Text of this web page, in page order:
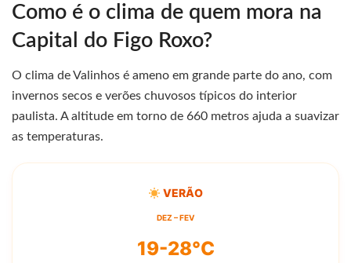
Como é o clima de quem mora na
Capital do Figo Roxo?
O clima de Valinhos é ameno em grande parte do ano, com
invernos secos e verões chuvosos típicos do interior
paulista. A altitude em torno de 660 metros ajuda a suavizar
as temperaturas.
VERÃO
DEZ – FEV
19-28°C